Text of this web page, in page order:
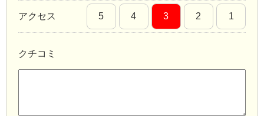
アクセス 5 4 3 2 1
クチコミ